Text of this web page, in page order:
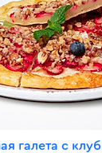
галета с